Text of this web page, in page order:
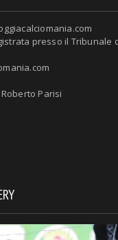
presso il Tribunale
Parisi